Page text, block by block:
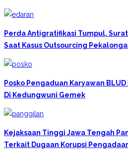
Perda Antigratifikasi Tumpul,
Saat Kasus Outsourcing
Posko Pengaduan Karyawan
Di Kedungwuni Gemek
Kejaksaan Tinggi Jawa Tengah
Terkait Dugaan Korupsi